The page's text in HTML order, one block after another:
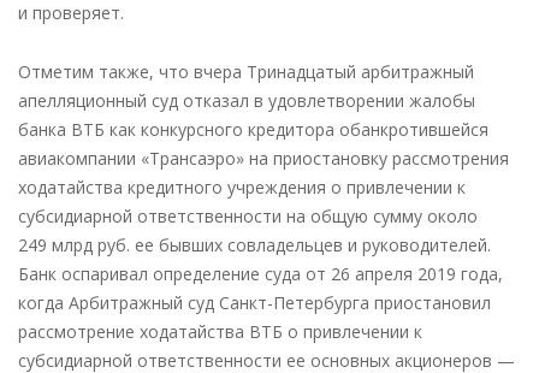
и проверяет.
Отметим также, что вчера Тринадцатый арбитражный
апелляционный суд отказал в удовлетворении жалобы
банка ВТБ как конкурсного кредитора обанкротившейся
авиакомпании «Трансаэро» на приостановку рассмотрения
ходатайства кредитного учреждения о привлечении к
субсидиарной ответственности на общую сумму около
249 млрд руб. ее бывших совладельцев и руководителей.
Банк оспаривал определение суда от 26 апреля 2019 года,
когда Арбитражный суд Санкт-Петербурга приостановил
рассмотрение ходатайства ВТБ о привлечении к
субсидиарной ответственности ее основных акционеров —